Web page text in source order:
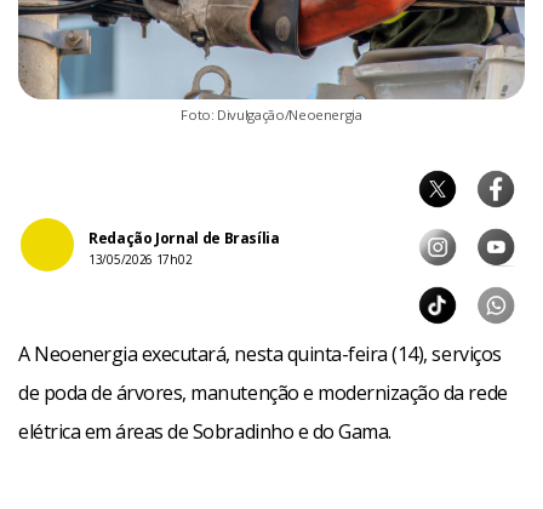
Foto: Divulgação/Neoenergia
Redação Jornal de Brasília
13/05/2026 17h02
A Neoenergia executará, nesta quinta-feira (14), serviços
de poda de árvores, manutenção e modernização da rede
elétrica em áreas de Sobradinho e do Gama.